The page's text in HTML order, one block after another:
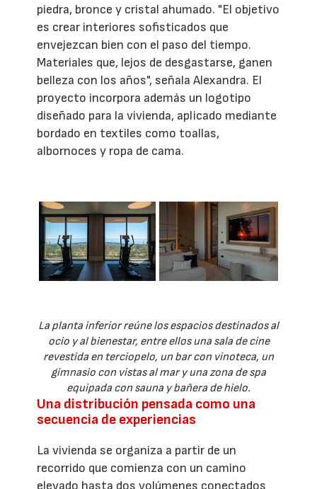
piedra, bronce y cristal ahumado. "El objetivo
es crear interiores sofisticados que
envejezcan bien con el paso del tiempo.
Materiales que, lejos de desgastarse, ganen
belleza con los años", señala Alexandra. El
proyecto incorpora además un logotipo
diseñado para la vivienda, aplicado mediante
bordado en textiles como toallas,
albornoces y ropa de cama.
La planta inferior reúne los espacios destinados al
ocio y al bienestar, entre ellos una sala de cine
revestida en terciopelo, un bar con vinoteca, un
gimnasio con vistas al mar y una zona de spa
equipada con sauna y bañera de hielo.
Una distribución pensada como una
secuencia de experiencias
La vivienda se organiza a partir de un
recorrido que comienza con un camino
elevado hasta dos volúmenes conectados